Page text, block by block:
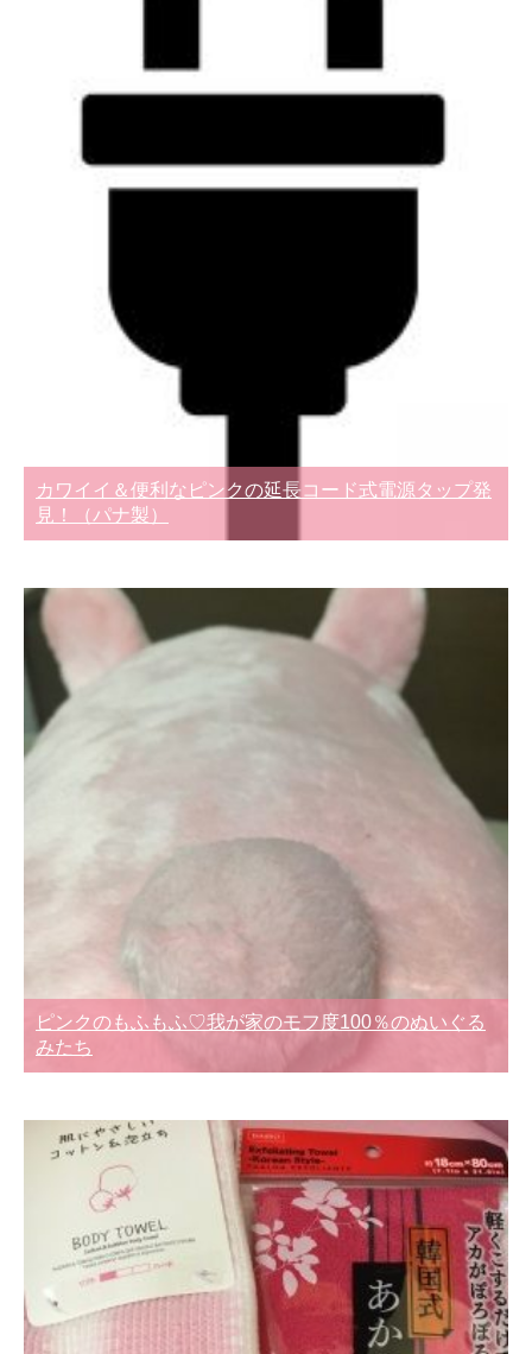
カワイイ＆便利なピンクの延長コード式電源タップ発
見！（パナ製）
ピンクのもふもふ♡我が家のモフ度100％のぬいぐる
みたち